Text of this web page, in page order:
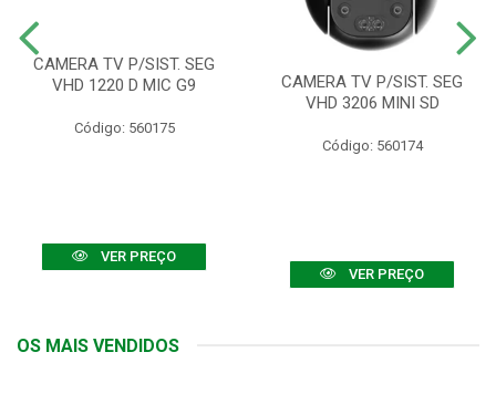
CAMERA TV P/SIST. SEG
VHD 1220 D MIC G9
Código: 560175
VER PREÇO
CAMERA TV P/SIST. SEG
VHD 3206 MINI SD
Código: 560174
VER PREÇO
OS MAIS VENDIDOS